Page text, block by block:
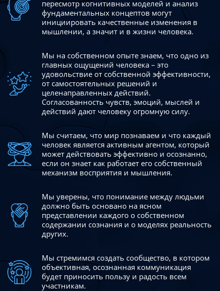
пересмотр когнитивных моделей и анализ
фундаментальных концептов могут
инициировать качественные изменения в
мышлении, а значит и в жизни человека.
Мы на собственном опыте знаем, что одно из
главных ощущений человека – это
удовольствие от собственной эффективности,
от самостоятельных решений и
целенаправленных действий.
Согласованность чувств, эмоций, мыслей и
действий дают человеку огромную силу.
Мы считаем, что мир познаваем и что каждый
человек является активным агентом, который
может действовать эффективно и осознанно,
если он знает как работает его собственный
механизм восприятия и мышления.
Мы уверены, что понимание между людьми
должно быть основано на ясном
представлении каждого о собственном
содержании сознания и о моделях реальность
других.
Мы стремимся создать сообщество, в котором
объективная, осознанная коммуникация
будет приносить пользу и радость всем
участникам.